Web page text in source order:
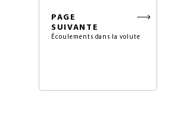
PAGE
SUIVANTE
Écoulements dans la volute